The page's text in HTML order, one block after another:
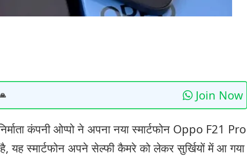
Join Now
कंपनी ओप्पो ने अपना नया स्मार्टफोन Oppo F21 Pro
है, यह स्मार्टफोन अपने सेल्फी कैमरे को लेकर सुर्खियों में आ गया